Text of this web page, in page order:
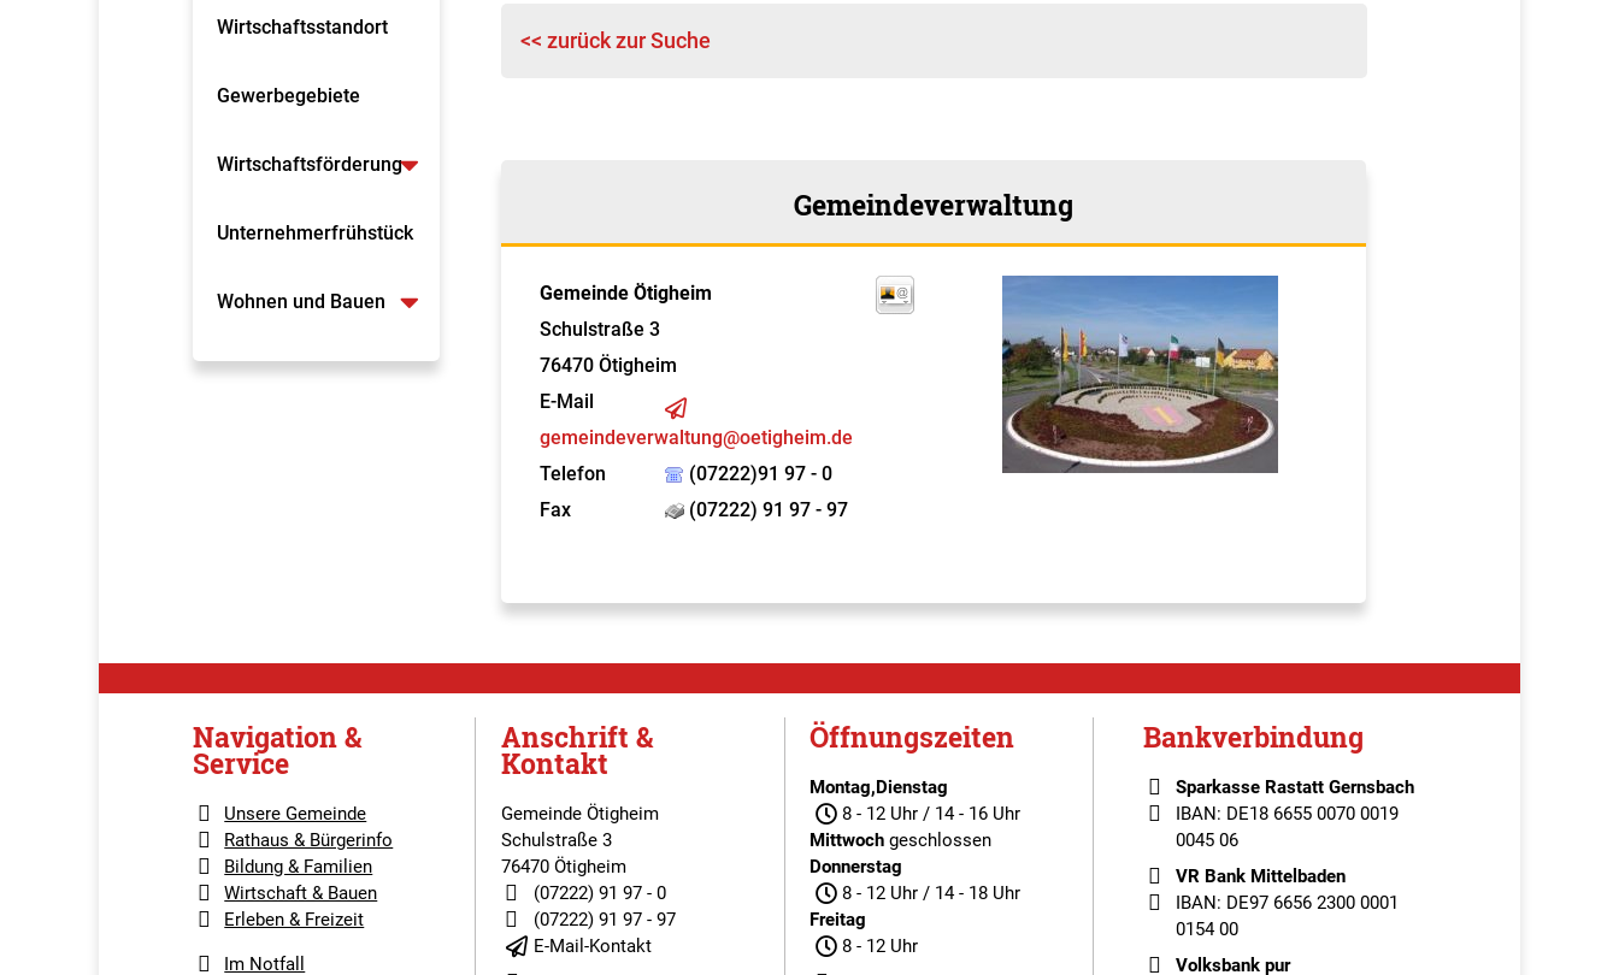
Wirtschaftsstandort
Gewerbegebiete
Wirtschaftsförderung
Unternehmerfrühstück
Wohnen und Bauen
<< zurück zur Suche
Gemeindeverwaltung
Gemeinde Ötigheim
Schulstraße 3
76470 Ötigheim
E-Mail
gemeindeverwaltung@oetigheim.de
Telefon
(07222)91 97 - 0
Fax
(07222) 91 97 - 97
Navigation &
Service
Unsere Gemeinde
Rathaus & Bürgerinfo
Bildung & Familien
Wirtschaft & Bauen
Erleben & Freizeit
Im Notfall
Anschrift &
Kontakt
Gemeinde Ötigheim
Schulstraße 3
76470 Ötigheim
(07222) 91 97 - 0
(07222) 91 97 - 97
E-Mail-Kontakt
Öffnungszeiten
Montag,Dienstag
8 - 12 Uhr / 14 - 16 Uhr
Mittwoch geschlossen
Donnerstag
8 - 12 Uhr / 14 - 18 Uhr
Freitag
8 - 12 Uhr
Bankverbindung
Sparkasse Rastatt Gernsbach
IBAN: DE18 6655 0070 0019
0045 06
VR Bank Mittelbaden
IBAN: DE97 6656 2300 0001
0154 00
Volksbank pur